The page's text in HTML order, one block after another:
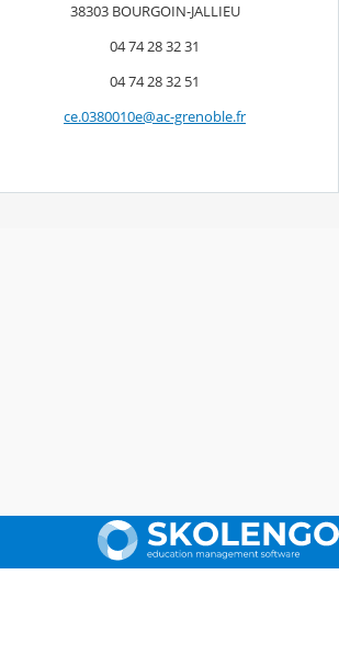
38303 BOURGOIN-JALLIEU
04 74 28 32 31
04 74 28 32 51
ce.0380010e@ac-grenoble.fr